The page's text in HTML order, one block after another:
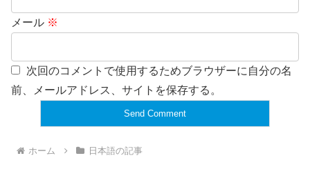
メール ※
次回のコメントで使用するためブラウザーに自分の名
前、メールアドレス、サイトを保存する。
ホーム 日本語の記事